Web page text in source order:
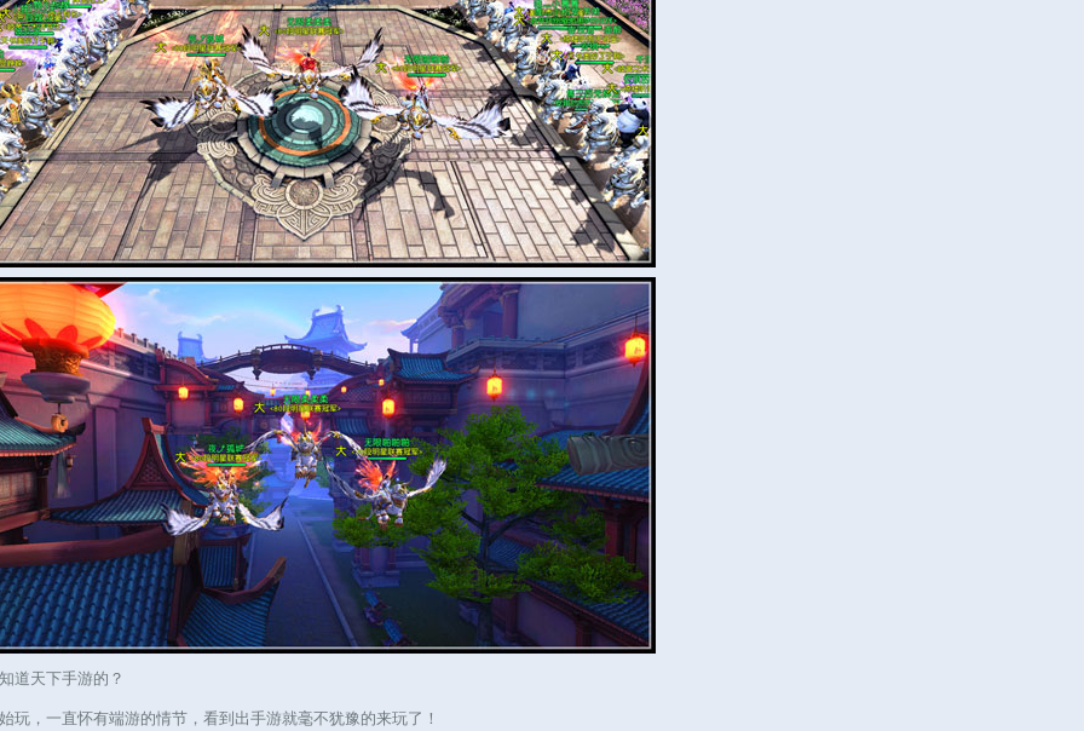
天下手游的？
一直怀有端游的情节，看到出手游就毫不犹豫的来玩了！